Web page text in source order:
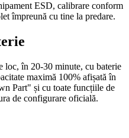
ESD, calibrare conform
împreună cu tine la predare.
loc, în 20-30 minute, cu baterie
maximă 100% afișată în
Part" și cu toate funcțiile de
de configurare oficială.